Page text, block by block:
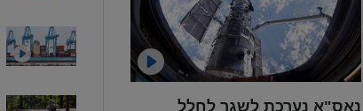
נאס"א נערכת לשגר לחלל